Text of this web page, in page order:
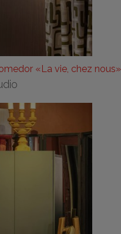
«La vie, chez nous»